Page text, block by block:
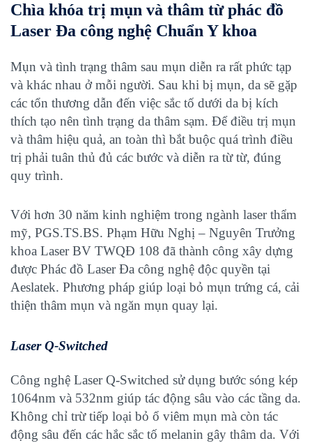
Chìa khóa trị mụn và thâm từ phác đồ
Laser Đa công nghệ Chuẩn Y khoa
Mụn và tình trạng thâm sau mụn diễn ra rất phức tạp
và khác nhau ở mỗi người. Sau khi bị mụn, da sẽ gặp
các tổn thương dẫn đến việc sắc tố dưới da bị kích
thích tạo nên tình trạng da thâm sạm. Để điều trị mụn
và thâm hiệu quả, an toàn thì bắt buộc quá trình điều
trị phải tuân thủ đủ các bước và diễn ra từ từ, đúng
quy trình.
Với hơn 30 năm kinh nghiệm trong ngành laser thẩm
mỹ, PGS.TS.BS. Phạm Hữu Nghị – Nguyên Trưởng
khoa Laser BV TWQĐ 108 đã thành công xây dựng
được Phác đồ Laser Đa công nghệ độc quyền tại
Aeslatek. Phương pháp giúp loại bỏ mụn trứng cá, cải
thiện thâm mụn và ngăn mụn quay lại.
Laser Q-Switched
Công nghệ Laser Q-Switched sử dụng bước sóng kép
1064nm và 532nm giúp tác động sâu vào các tầng da.
Không chỉ trừ tiếp loại bỏ ổ viêm mụn mà còn tác
động sâu đến các hắc sắc tố melanin gây thâm da. Với